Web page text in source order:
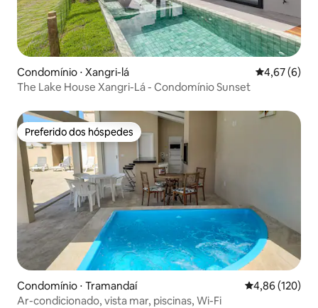
Condomínio ⋅ Xangri-lá 4,67 de uma
4,67 (6)
The Lake House Xangri-Lá - Condomínio Sunset
Preferido dos hóspedes
Preferido dos hóspedes
Condomínio ⋅ Tramandaí 4,86 de uma
4,86 (120)
Ar-condicionado, vista mar, piscinas, Wi-Fi